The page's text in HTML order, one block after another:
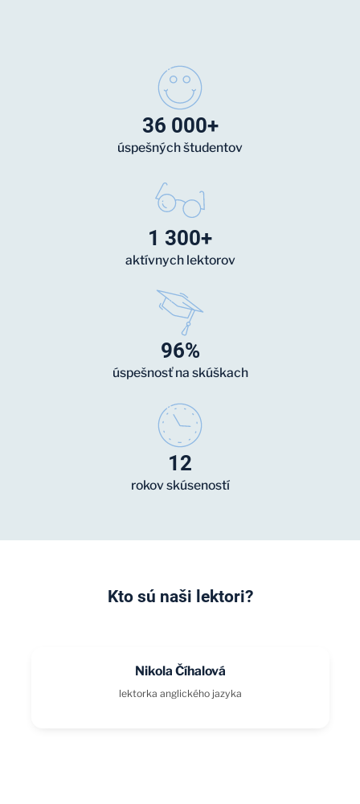
36 000+
úspešných študentov
1 300+
aktívnych lektorov
96%
úspešnosť na skúškach
12
rokov skúseností
Kto sú naši lektori?
Nikola Číhalová
lektorka anglického jazyka